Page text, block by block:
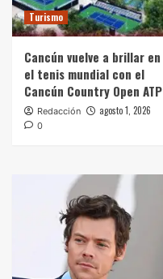
Turismo
Cancún vuelve a brillar en
el tenis mundial con el
Cancún Country Open ATP
Redacción agosto 1, 2026
0